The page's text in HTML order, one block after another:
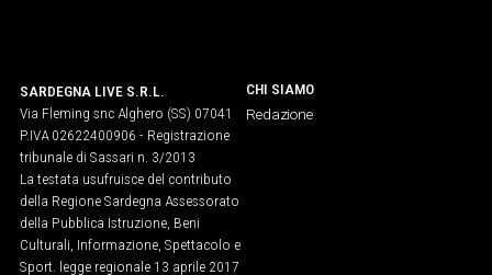
SARDEGNA LIVE S.R.L.
Via Fleming snc Alghero (SS) 07041
P.IVA 02622400906 - Registrazione
tribunale di Sassari n. 3/2013
La testata usufruisce del contributo
della Regione Sardegna Assessorato
della Pubblica Istruzione, Beni
Culturali, Informazione, Spettacolo e
Sport. legge regionale 13 aprile 2017
CHI SIAMO
Redazione